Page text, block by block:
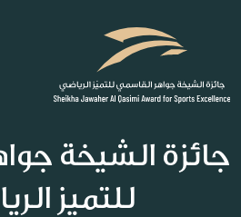
جائزة الشيخة
للتميز